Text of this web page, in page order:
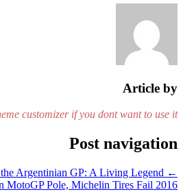
Article by
customizer if you dont want to use it.
Post navigation
←
2016 Argentina GP Qualifying Results: Marquez On MotoGP Pole, Michelin Tires Fail